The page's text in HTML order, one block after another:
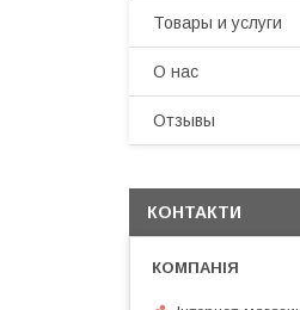
Товары и услуги
О нас
Отзывы
КОНТАКТИ